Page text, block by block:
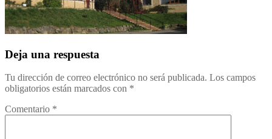
Deja una respuesta
Tu dirección de correo electrónico no será publicada. Los campos
obligatorios están marcados con *
Comentario *